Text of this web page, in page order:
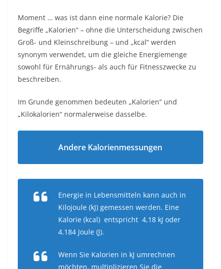
Moment … was ist dann eine normale Kalorie? Die
Begriffe „Kalorien“ – ohne die Unterscheidung zwischen
Groß- und Kleinschreibung – und „kcal“ werden
synonym verwendet, um die gleiche Energiemenge
sowohl für Ernährungs- als auch für Fitnesszwecke zu
beschreiben.
Im Grunde genommen bedeuten „Kalorien“ und
„Kilokalorien“ normalerweise dasselbe.
Andere Kalorienmessungen
Energie in Lebensmitteln kann auch in
Kilojoule (kJ) gemessen werden. Eine
Kalorie (kcal) entspricht 4,18 kJ oder
4.184 Joule (J).
Wenn Sie Kalorien in kJ umrechnen
möchten, multiplizieren Sie die